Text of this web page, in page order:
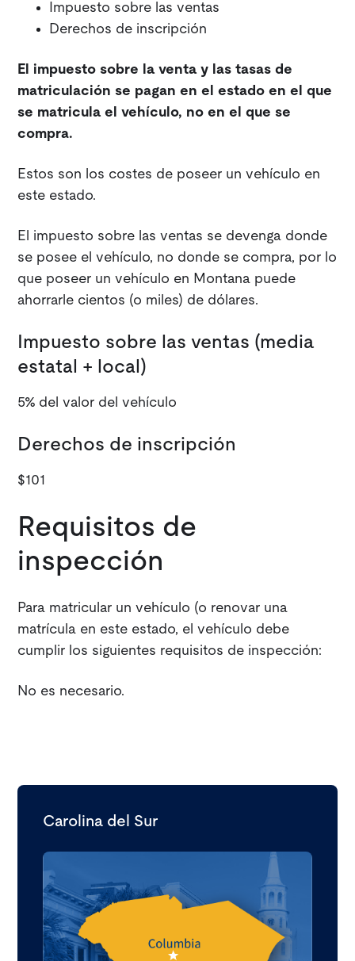
Carolina del Sur
Impuesto sobre las ventas
Derechos de inscripción
El impuesto sobre la venta y las tasas de
matriculación se pagan en el estado en el que
se matricula el vehículo, no en el que se
compra.
Estos son los costes de poseer un vehículo en
este estado.
El impuesto sobre las ventas se devenga donde
se posee el vehículo, no donde se compra, por lo
que poseer un vehículo en Montana puede
ahorrarle cientos (o miles) de dólares.
Impuesto sobre las ventas (media
estatal + local)
5% del valor del vehículo
Derechos de inscripción
$101
Requisitos de
inspección
Para matricular un vehículo (o renovar una
matrícula en este estado, el vehículo debe
cumplir los siguientes requisitos de inspección:
No es necesario.